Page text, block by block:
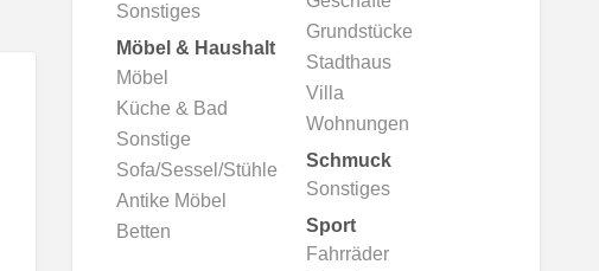
Grundstücke
Stadthaus
Villa
Wohnungen
Sonstiges
Möbel & Haushalt
Möbel
Küche & Bad
Sonstige
Sofa/Sessel/Stühle
Antike Möbel
Betten
Schmuck
Sonstiges
Sport
Fahrräder